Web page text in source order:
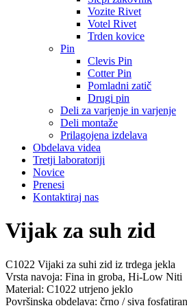
Vozite Rivet
Votel Rivet
Trden kovice
Pin
Clevis Pin
Cotter Pin
Pomladni zatič
Drugi pin
Deli za varjenje in varjenje
Deli montaže
Prilagojena izdelava
Obdelava videa
Tretji laboratoriji
Novice
Prenesi
Kontaktiraj nas
Vijak za suh zid
C1022 Vijaki za suhi zid iz trdega jekla
Vrsta navoja: Fina in groba, Hi-Low Niti
Material: C1022 utrjeno jeklo
Površinska obdelava: črno / siva